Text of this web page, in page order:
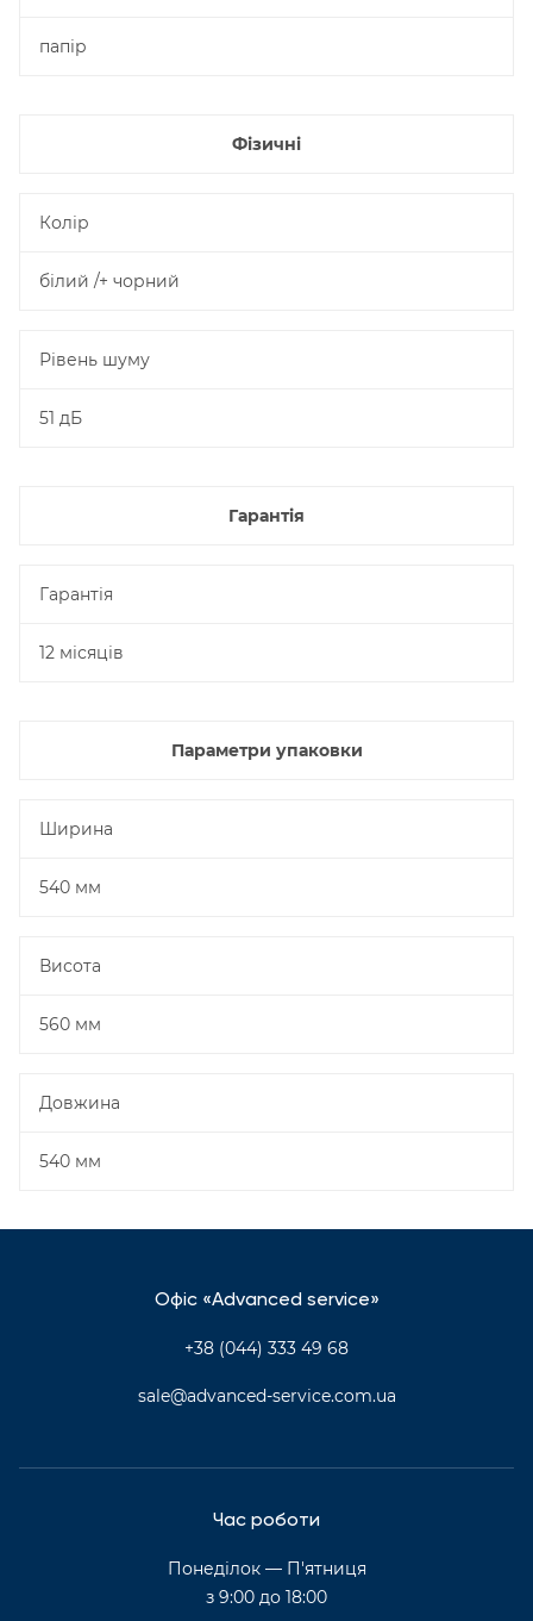
папір
Фізичні
Колір
білий /+ чорний
Рівень шуму
51 дБ
Гарантія
Гарантія
12 місяців
Параметри упаковки
Ширина
540 мм
Висота
560 мм
Довжина
540 мм
Офіс «Advanced service»
+38 (044) 333 49 68
sale@advanced-service.com.ua
Час роботи
Понеділок — П'ятниця
з 9:00 до 18:00